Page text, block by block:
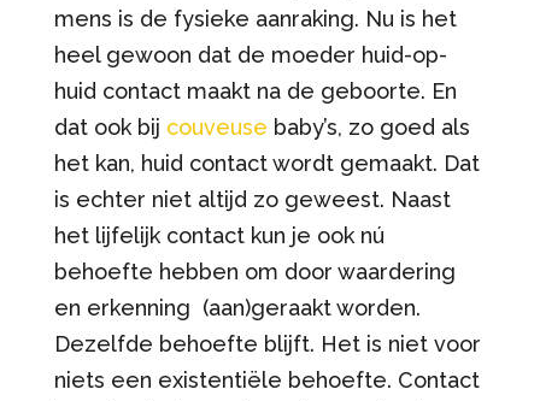
mens is de fysieke aanraking. Nu is het
heel gewoon dat de moeder huid-op-
huid contact maakt na de geboorte. En
dat ook bij couveuse baby’s, zo goed als
het kan, huid contact wordt gemaakt. Dat
is echter niet altijd zo geweest. Naast
het lijfelijk contact kun je ook nú
behoefte hebben om door waardering
en erkenning (aan)geraakt worden.
Dezelfde behoefte blijft. Het is niet voor
niets een existentiële behoefte. Contact